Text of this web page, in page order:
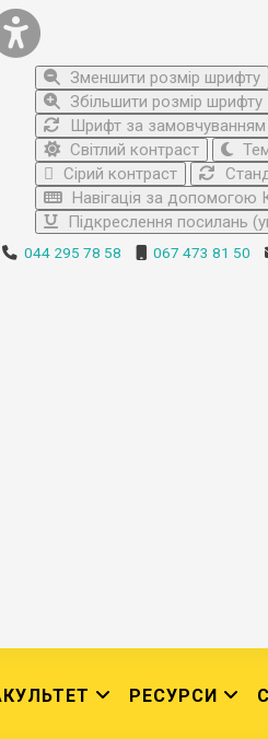
Зменшити розмір шрифту
Збільшити розмір шрифту
Шрифт за замовчуванням
Світлий контраст
Сірий контраст
Навігація за допомогою
Підкреслення посилань
044 295 78 58 067 473 81 50
РЕСУРСИ